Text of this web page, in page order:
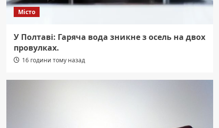
Місто
У Полтаві: Гаряча вода зникне з осель на двох
провулках.
16 години тому назад